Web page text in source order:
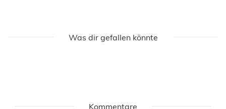
Was dir gefallen könnte
Kommentare